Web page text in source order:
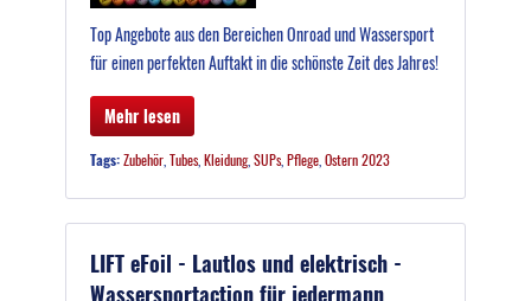
Top Angebote aus den Bereichen Onroad und Wassersport
für einen perfekten Auftakt in die schönste Zeit des Jahres!
Mehr lesen
Tags:Zubehör, Tubes, Kleidung, SUPs, Pflege, Ostern 2023
LIFT eFoil - Lautlos und elektrisch -
Wassersportaction für jedermann